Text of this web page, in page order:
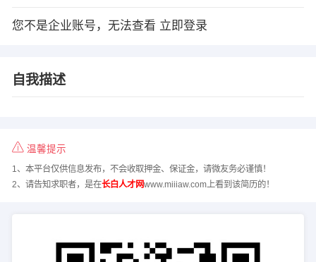
您不是企业账号，无法查看 立即登录
自我描述
温馨提示
1、本平台仅供信息发布，不会收取押金、保证金，请微友务必谨慎！
2、请告知求职者，是在长白人才网www.miiiaw.com上看到该简历的！